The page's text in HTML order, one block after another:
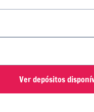
Ver depósitos